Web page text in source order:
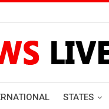
STATES